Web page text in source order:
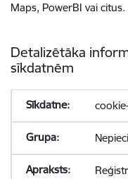
Maps, PowerBI vai citus.
Detalizētāka
sīkdatnēm